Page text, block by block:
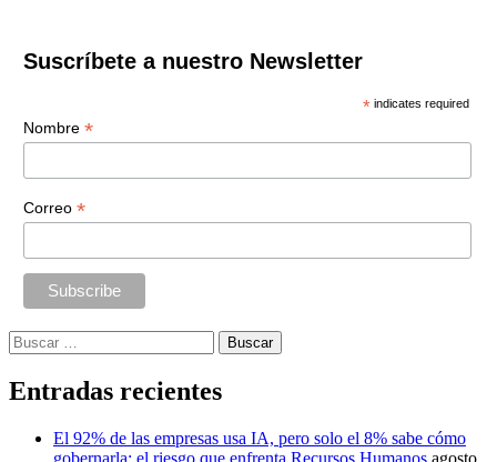
Suscríbete a nuestro Newsletter
* indicates required
Nombre *
Correo *
Buscar:
Entradas recientes
El 92% de las empresas usa IA, pero solo el 8% sabe cómo
gobernarla: el riesgo que enfrenta Recursos Humanos agosto